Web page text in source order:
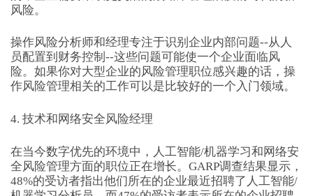
风险。
操作风险分析师和经理专注于识别企业内部问题--从人
员配置到财务控制--这些问题可能使一个企业面临风
险。如果你对大型企业的风险管理职位感兴趣的话，操
作风险管理相关的工作可以是比较好的一个入门领域。
4. 技术和网络安全风险经理
在当今数字优先的环境中，人工智能/机器学习和网络安
全风险管理方面的职位正在增长。GARP调查结果显示，
48%的受访者指出他们所在的企业最近招聘了人工智能/